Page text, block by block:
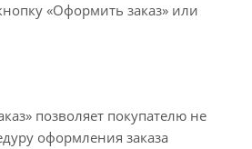
«Оформить заказ» или
позволяет покупателю не
оформления заказа